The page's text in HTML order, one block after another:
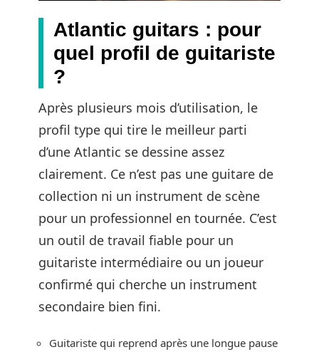
Atlantic guitars : pour
quel profil de guitariste
?
Après plusieurs mois d’utilisation, le
profil type qui tire le meilleur parti
d’une Atlantic se dessine assez
clairement. Ce n’est pas une guitare de
collection ni un instrument de scène
pour un professionnel en tournée. C’est
un outil de travail fiable pour un
guitariste intermédiaire ou un joueur
confirmé qui cherche un instrument
secondaire bien fini.
Guitariste qui reprend après une longue pause